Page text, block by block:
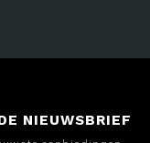
NIEUWSBRIEF